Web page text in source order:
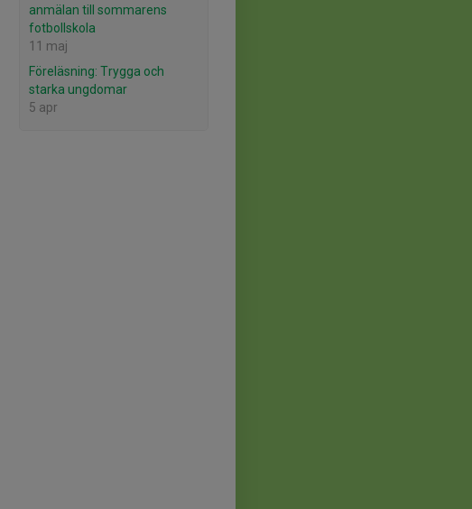
anmälan till sommarens
fotbollskola
11 maj
Föreläsning: Trygga och
starka ungdomar
5 apr